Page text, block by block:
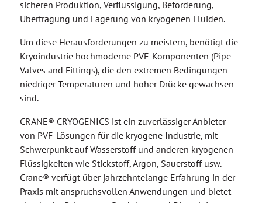
sicheren Produktion, Verflüssigung, Beförderung,
Übertragung und Lagerung von kryogenen Fluiden.
Um diese Herausforderungen zu meistern, benötigt die
Kryoindustrie hochmoderne PVF-Komponenten (Pipe
Valves and Fittings), die den extremen Bedingungen
niedriger Temperaturen und hoher Drücke gewachsen
sind.
CRANE® CRYOGENICS ist ein zuverlässiger Anbieter
von PVF-Lösungen für die kryogene Industrie, mit
Schwerpunkt auf Wasserstoff und anderen kryogenen
Flüssigkeiten wie Stickstoff, Argon, Sauerstoff usw.
Crane® verfügt über jahrzehntelange Erfahrung in der
Praxis mit anspruchsvollen Anwendungen und bietet